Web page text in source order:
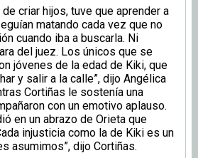
de criar hijos, tuve que aprender a
matando cada vez que no
cuando iba a buscarla. Ni
del juez. Los únicos que se
jóvenes de la edad de Kiki, que
y salir a la calle”, dijo Angélica
Cortiñas le sostenía una
con un emotivo aplauso.
en un abrazo de Orieta que
injusticia como la de Kiki es un
asumimos”, dijo Cortiñas.